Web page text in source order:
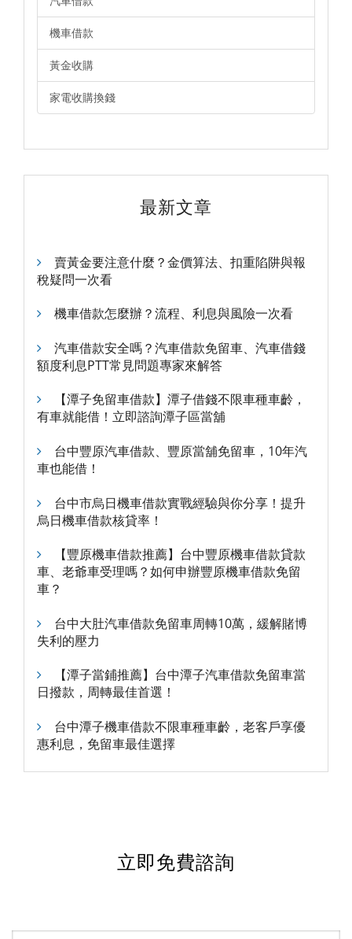
機車借款
黃金收購
家電收購換錢
最新文章
賣黃金要注意什麼？金價算法、扣重陷阱與報
稅疑問一次看
機車借款怎麼辦？流程、利息與風險一次看
汽車借款安全嗎？汽車借款免留車、汽車借錢
額度利息PTT常見問題專家來解答
【潭子免留車借款】潭子借錢不限車種車齡，
有車就能借！立即諮詢潭子區當舖
台中豐原汽車借款、豐原當舖免留車，10年汽
車也能借！
台中市烏日機車借款實戰經驗與你分享！提升
烏日機車借款核貸率！
【豐原機車借款推薦】台中豐原機車借款貸款
車、老爺車受理嗎？如何申辦豐原機車借款免留
車？
台中大肚汽車借款免留車周轉10萬，緩解賭博
失利的壓力
【潭子當鋪推薦】台中潭子汽車借款免留車當
日撥款，周轉最佳首選！
台中潭子機車借款不限車種車齡，老客戶享優
惠利息，免留車最佳選擇
立即免費諮詢